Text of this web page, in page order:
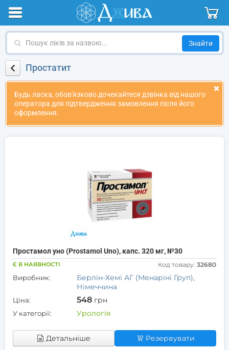
Пошук
за
назвоюПростатит
Будь ласка, обов'язково дочекайтеся дзвінка від нашого
оператора для підтвердження замовлення після його
оформлення.
Простамол уно (Prostamol Uno), капс. 320 мг, №30
Є В НАЯВНОСТІ Код товару: 32680
Виробник:
Берлін-Хемі АГ (Менаріні Груп),
Німеччина
Ціна: 548 грн
У категорії: Урологія
Детальніше Резервувати